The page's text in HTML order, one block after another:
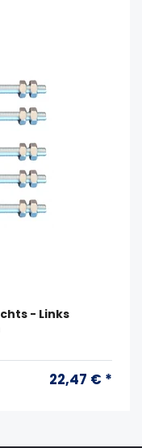
- Links
22,47 € *